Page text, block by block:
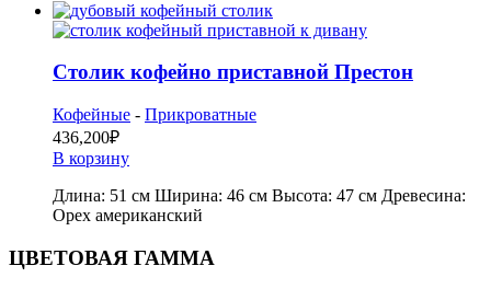
Столик кофейно приставной Престон
Кофейные - Прикроватные
436,200₽
В корзину
Длина: 51 см Ширина: 46 см Высота: 47 см Древесина:
Орех американский
ЦВЕТОВАЯ ГАММА